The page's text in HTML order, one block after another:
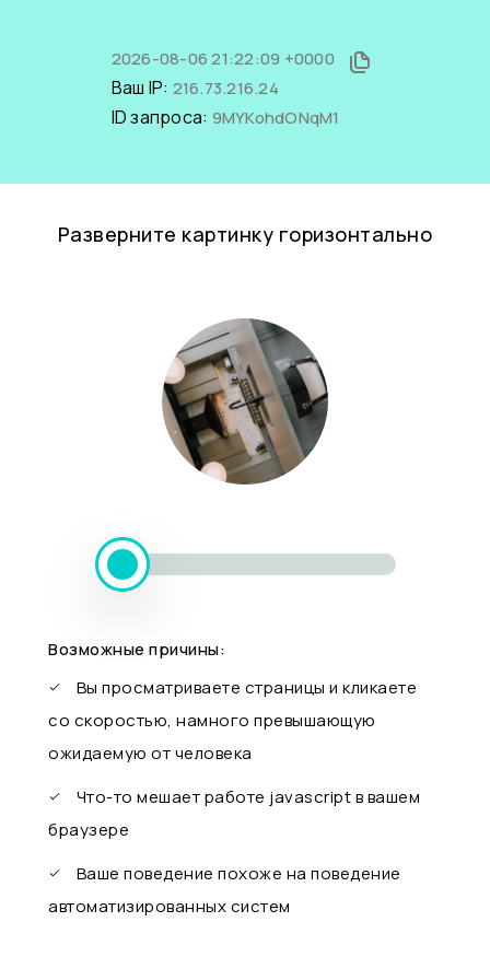
2026-08-06 21:22:09 +0000
Ваш IP: 216.73.216.24
ID запроса: 9MYKohdONqM1
Разверните картинку горизонтально
Возможные причины:
Вы просматриваете страницы и кликаете
со скоростью, намного превышающую
ожидаемую от человека
Что-то мешает работе javascript в вашем
браузере
Ваше поведение похоже на поведение
автоматизированных систем